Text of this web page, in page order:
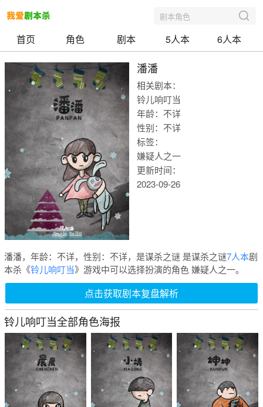
我爱剧本
剧本角色
首页 角色 剧本 5人本 6人本
潘潘
相关剧本：
铃儿响叮当
年龄：不详
性别：不详
标签：
嫌疑人之一
更新时间：
2023-09-26
潘潘，年龄：不详，性别：不详，是谋杀之谜 是谋杀之谜7人本剧
本杀《铃儿响叮当》游戏中可以选择扮演的角色 嫌疑人之一。
点击获取剧本复盘解析
铃儿响叮当全部角色海报